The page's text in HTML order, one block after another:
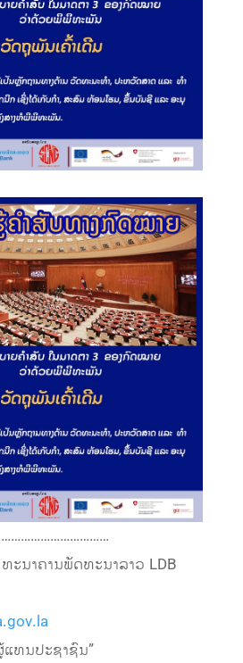
ນາຄານພັດທະນາລາວ LDB
ແທນປະຊາຊົນ”